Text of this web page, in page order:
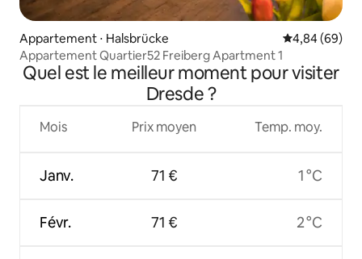
Appartement ⋅ Halsbrücke Évaluation
4,84 (69)
Appartement Quartier52 Freiberg Apartment 1
Quel est le meilleur moment pour visiter
Dresde ?
Mois
Janv.
Févr.
Prix moyen
71 €
71 €
Temp. moy.
1 °C
2 °C